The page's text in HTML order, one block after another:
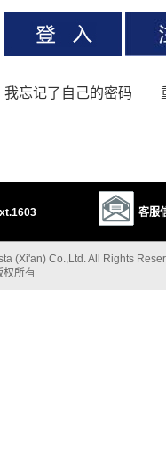
我忘记了自己的密码
客服
(Xi'an) Co.,Ltd. All Rights
权所有